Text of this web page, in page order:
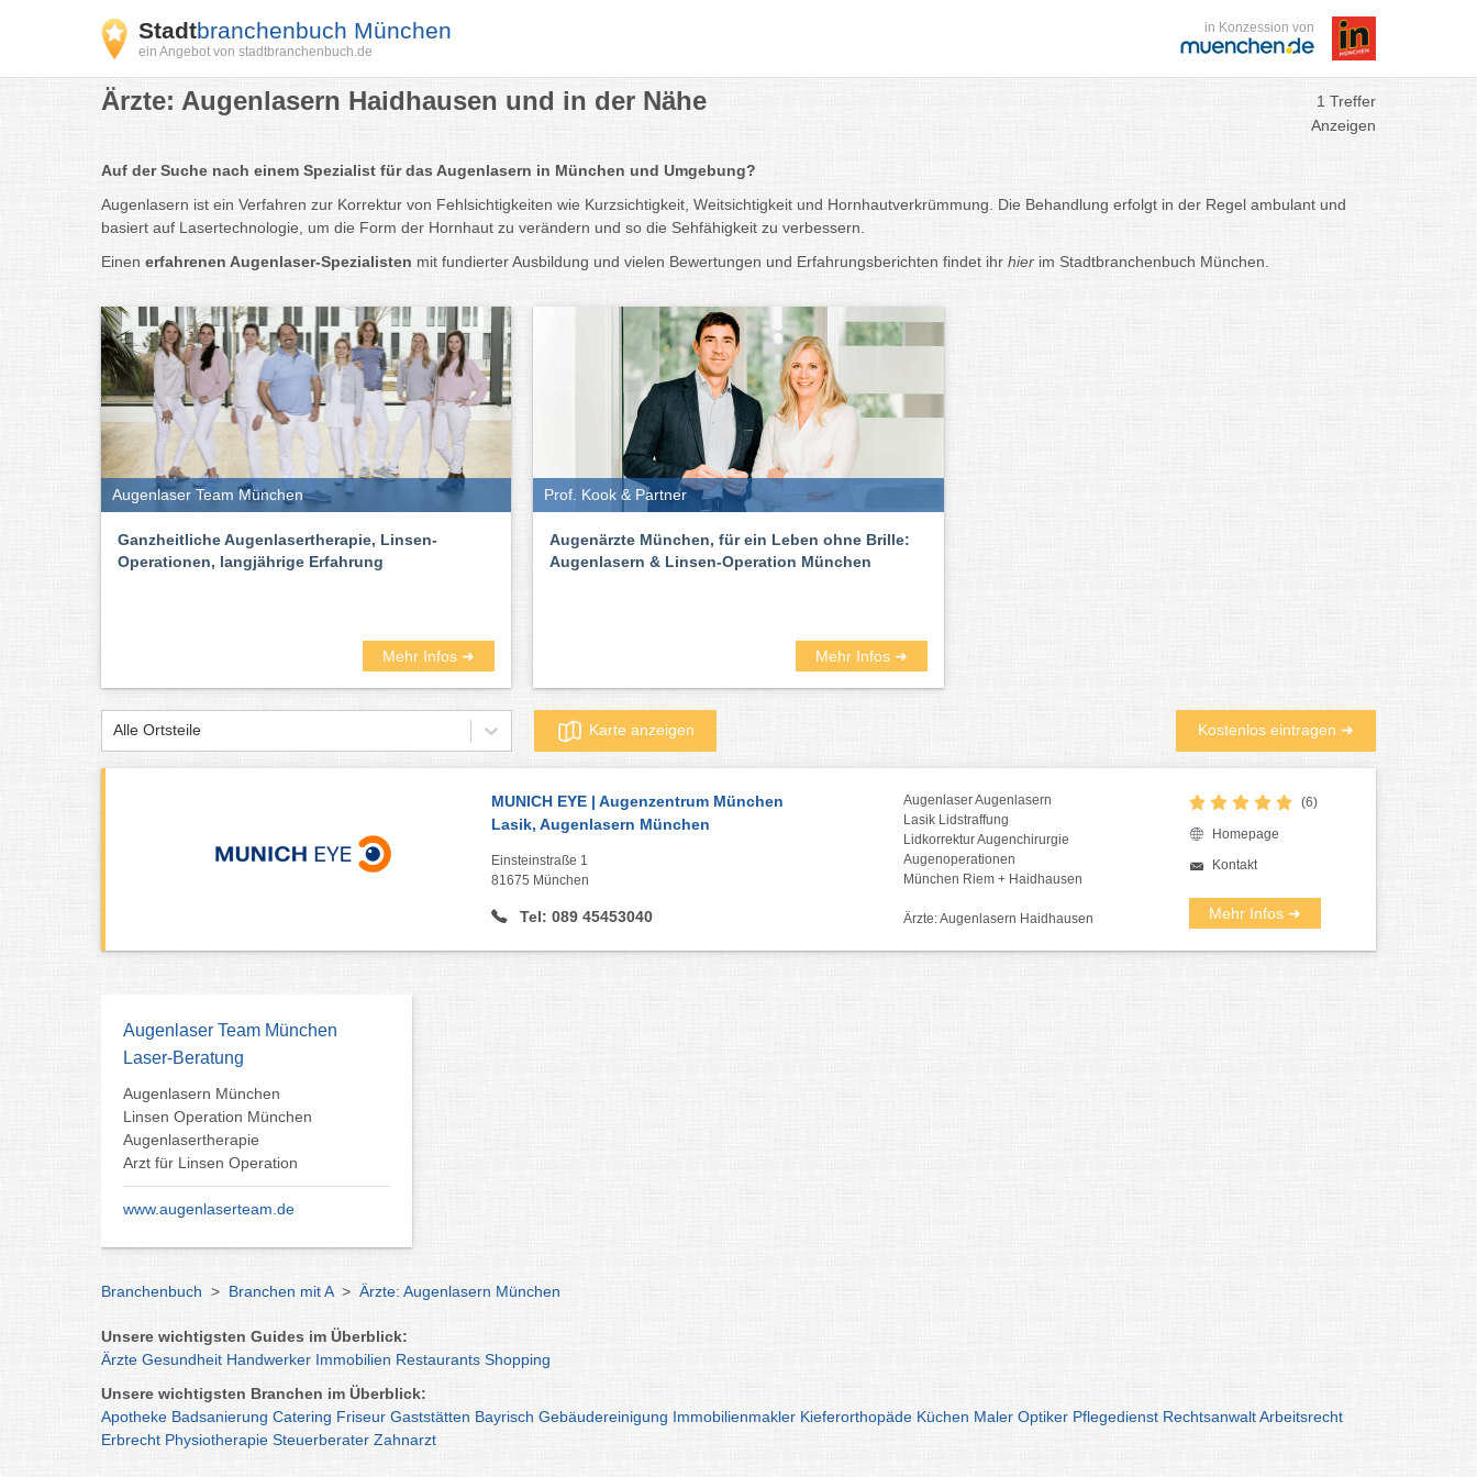
Stadtbranchenbuch München
ein Angebot von stadtbranchenbuch.de
in Konzession von
Ärzte: Augenlasern Haidhausen und in der Nähe
1 Treffer
Anzeigen
Auf der Suche nach einem Spezialist für das Augenlasern in München und Umgebung?
Augenlasern ist ein Verfahren zur Korrektur von Fehlsichtigkeiten wie Kurzsichtigkeit, Weitsichtigkeit und Hornhautverkrümmung. Die Behandlung erfolgt in der Regel ambulant und
basiert auf Lasertechnologie, um die Form der Hornhaut zu verändern und so die Sehfähigkeit zu verbessern.
Einen erfahrenen Augenlaser-Spezialisten mit fundierter Ausbildung und vielen Bewertungen und Erfahrungsberichten findet ihr hier im Stadtbranchenbuch München.
Augenlaser Team München
Ganzheitliche Augenlasertherapie, Linsen-
Operationen, langjährige Erfahrung
Mehr Infos ➜
Prof. Kook & Partner
Augenärzte München, für ein Leben ohne Brille:
Augenlasern & Linsen-Operation München
Mehr Infos ➜
Alle Ortsteile Karte anzeigen Kostenlos eintragen ➜
MUNICH EYE | Augenzentrum München
Lasik, Augenlasern München
Einsteinstraße 1
81675 München
Tel: 089 45453040
Augenlaser Augenlasern
Lasik Lidstraffung
Lidkorrektur Augenchirurgie
Augenoperationen
München Riem + Haidhausen
Ärzte: Augenlasern Haidhausen
(6)
Homepage
Kontakt
Mehr Infos ➜
Augenlaser Team München
Laser-Beratung
Augenlasern München
Linsen Operation München
Augenlasertherapie
Arzt für Linsen Operation
www.augenlaserteam.de
Branchenbuch > Branchen mit A > Ärzte: Augenlasern München
Unsere wichtigsten Guides im Überblick:
Ärzte Gesundheit Handwerker Immobilien Restaurants Shopping
Unsere wichtigsten Branchen im Überblick:
Apotheke Badsanierung Catering Friseur Gaststätten Bayrisch Gebäudereinigung Immobilienmakler Kieferorthopäde Küchen Maler Optiker Pflegedienst RechtsanwaltArbeitsrecht
Erbrecht Physiotherapie Steuerberater Zahnarzt